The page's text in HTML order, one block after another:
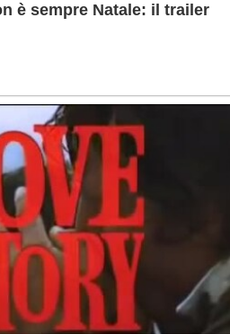
è sempre Natale: il trailer